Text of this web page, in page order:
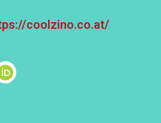
coolzino.co.at/